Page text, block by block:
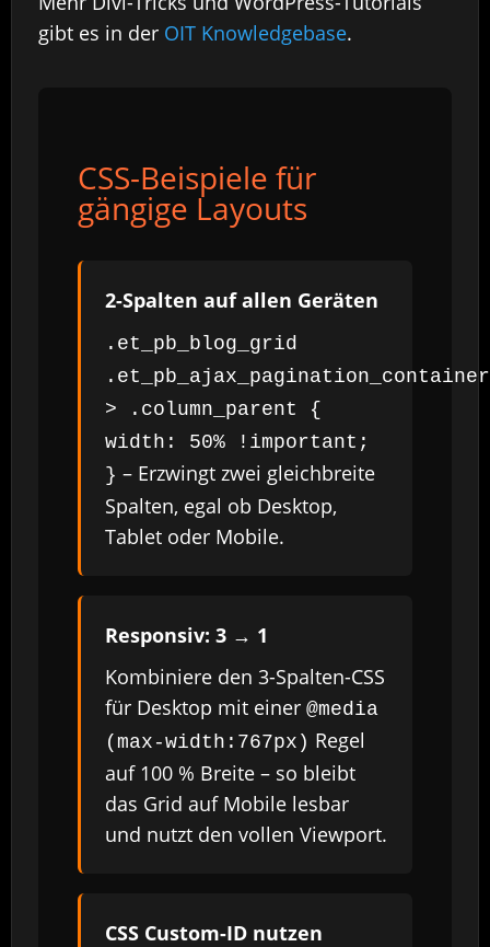
gibt es in der OIT Knowledgebase.
CSS-Beispiele für
gängige Layouts
2-Spalten auf allen Geräten
.et_pb_blog_grid
.et_pb_ajax_pagination_container
> .column_parent {
width: 50% !important;
} – Erzwingt zwei gleichbreite
Spalten, egal ob Desktop,
Tablet oder Mobile.
Responsiv: 3 → 1
Kombiniere den 3-Spalten-CSS
für Desktop mit einer @media
(max-width:767px) Regel
auf 100 % Breite – so bleibt
das Grid auf Mobile lesbar
und nutzt den vollen Viewport.
CSS Custom-ID nutzen